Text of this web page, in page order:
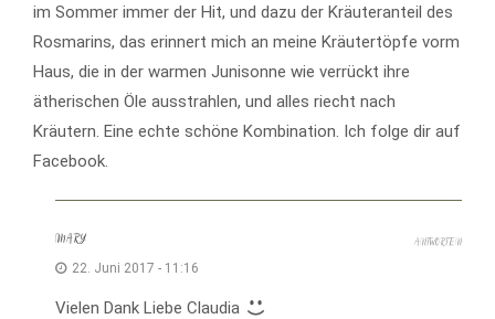
im Sommer immer der Hit, und dazu der Kräuteranteil des
Rosmarins, das erinnert mich an meine Kräutertöpfe vorm
Haus, die in der warmen Junisonne wie verrückt ihre
ätherischen Öle ausstrahlen, und alles riecht nach
Kräutern. Eine echte schöne Kombination. Ich folge dir auf
Facebook.
MARY
22. Juni 2017 - 11:16
Vielen Dank Liebe Claudia
ANTWORTEN